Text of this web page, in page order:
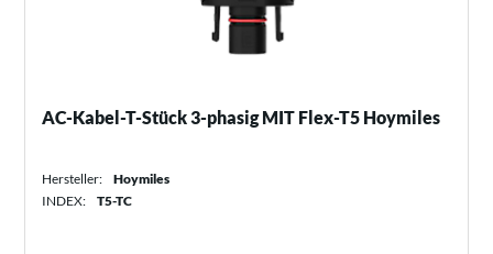
AC-Kabel-T-Stück 3-phasig MIT Flex-T5 Hoymiles
Hersteller:
Hoymiles
INDEX:
T5-TC